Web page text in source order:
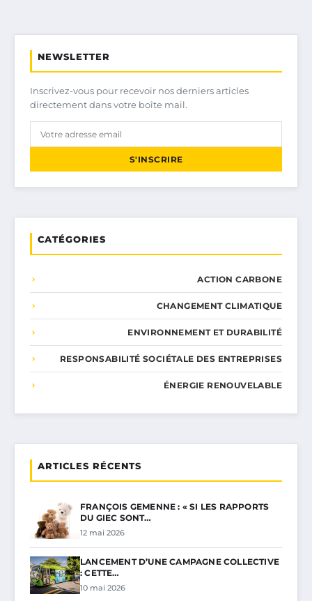
NEWSLETTER
Inscrivez-vous pour recevoir nos derniers articles
directement dans votre boîte mail.
S'INSCRIRE
CATÉGORIES
ACTION CARBONE
CHANGEMENT CLIMATIQUE
ENVIRONNEMENT ET DURABILITÉ
RESPONSABILITÉ SOCIÉTALE DES ENTREPRISES
ÉNERGIE RENOUVELABLE
ARTICLES RÉCENTS
FRANÇOIS GEMENNE : « SI LES RAPPORTS
DU GIEC SONT…
12 mai 2026
LANCEMENT D’UNE CAMPAGNE COLLECTIVE
: CETTE…
10 mai 2026